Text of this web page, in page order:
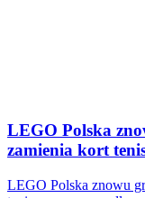
LEGO Polska
zamienia kort
LEGO Polska znowu